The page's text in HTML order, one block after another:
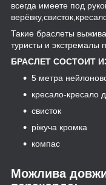
всегда имеете под
Такие браслеты
туристы и экстремалы
БРАСЛЕТ СОСТОИТ
5 метра
кресало-кресало
свисток
ріжуча кромка
компас
Можлива